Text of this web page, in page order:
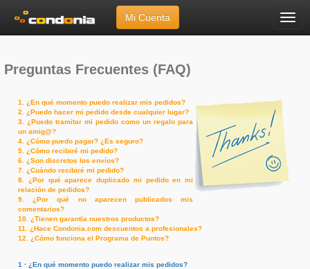
Menú
Mi Cuenta
Preguntas Frecuentes (FAQ)
Preguntas Frecuentes (FAQ)
1. ¿En qué momento puedo realizar mis pedidos?
2. ¿Puedo hacer mi pedido desde cualquier lugar?
3. ¿Puedo tramitar mi pedido como un regalo para
un amig@?
4. ¿Cómo puedo pagar? ¿Es seguro?
5. ¿Cómo recibiré mi pedido?
6. ¿Son discretos los envíos?
7. ¿Cuándo recibiré mi pedido?
8. ¿Por qué aparece duplicado mi pedido en mi
relación de pedidos?
9. ¿Por qué no aparecen publicados mis
comentarios?
10. ¿Tienen garantía nuestros productos?
11. ¿Hace Condonia.com descuentos a profesionales?
12. ¿Cómo funciona el Programa de Puntos?
1 · ¿En qué momento puedo realizar mis pedidos?